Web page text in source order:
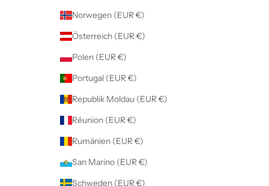
Norwegen (EUR €)
Österreich (EUR €)
Polen (EUR €)
Portugal (EUR €)
Republik Moldau (EUR €)
Réunion (EUR €)
Rumänien (EUR €)
San Marino (EUR €)
Schweden (EUR €)